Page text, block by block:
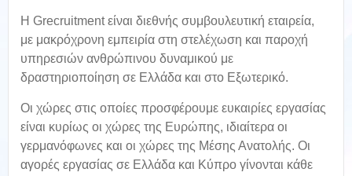
Η Grecruitment είναι διεθνής συμβουλευτική εταιρεία,
με μακρόχρονη εμπειρία στη στελέχωση και παροχή
υπηρεσιών ανθρώπινου δυναμικού με
δραστηριοποίηση σε Ελλάδα και στο Εξωτερικό.
Οι χώρες στις οποίες προσφέρουμε ευκαιρίες εργασίας
είναι κυρίως οι χώρες της Ευρώπης, ιδιαίτερα οι
γερμανόφωνες και οι χώρες της Μέσης Ανατολής. Οι
αγορές εργασίας σε Ελλάδα και Κύπρο γίνονται κάθε